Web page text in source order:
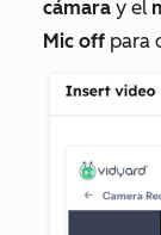
cámara y el
Mic off para